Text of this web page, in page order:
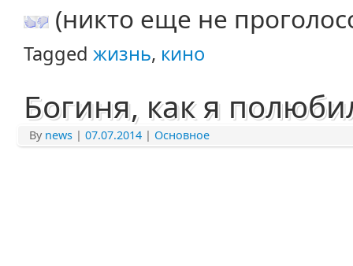
(никто еще не
Tagged жизнь, кино
Богиня, как я
By news | 07.07.2014 | Основное